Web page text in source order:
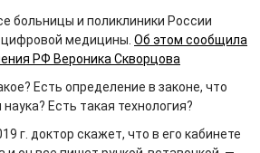
больницы и поликлиники России
медицины. Об этом сообщила
РФ Вероника Скворцова
Есть определение в законе, что
Есть такая технология?
г. доктор скажет, что в его кабинете